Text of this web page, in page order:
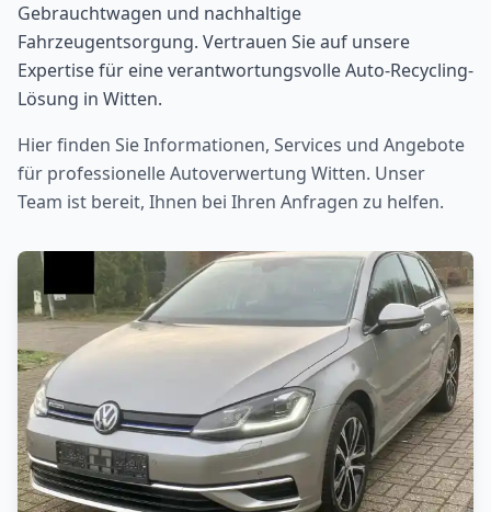
Gebrauchtwagen und nachhaltige
Fahrzeugentsorgung. Vertrauen Sie auf unsere
Expertise für eine verantwortungsvolle Auto-Recycling-
Lösung in Witten.
Hier finden Sie Informationen, Services und Angebote
für professionelle Autoverwertung Witten. Unser
Team ist bereit, Ihnen bei Ihren Anfragen zu helfen.